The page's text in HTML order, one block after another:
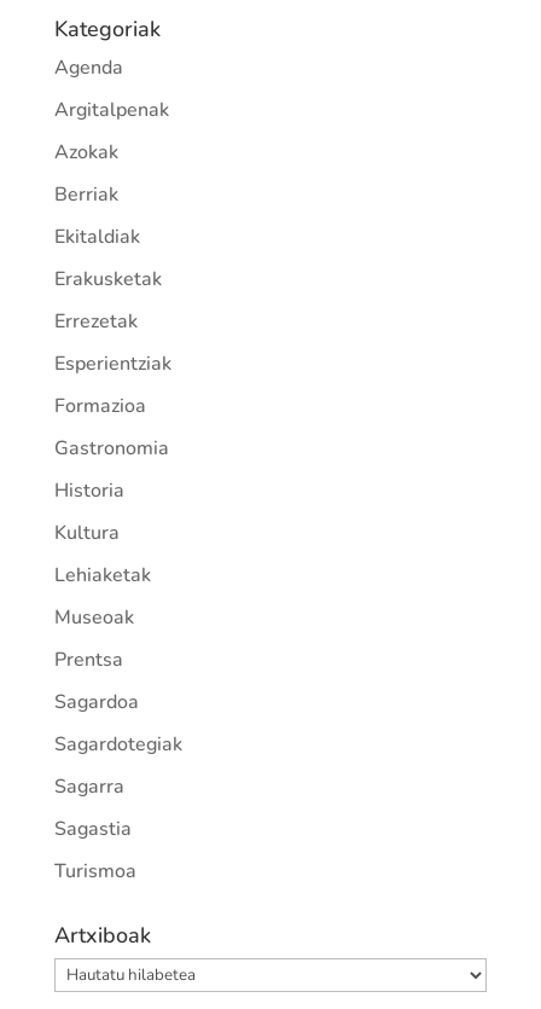
Kategoriak
Agenda
Argitalpenak
Azokak
Berriak
Ekitaldiak
Erakusketak
Errezetak
Esperientziak
Formazioa
Gastronomia
Historia
Kultura
Lehiaketak
Museoak
Prentsa
Sagardoa
Sagardotegiak
Sagarra
Sagastia
Turismoa
Artxiboak
Artxiboak